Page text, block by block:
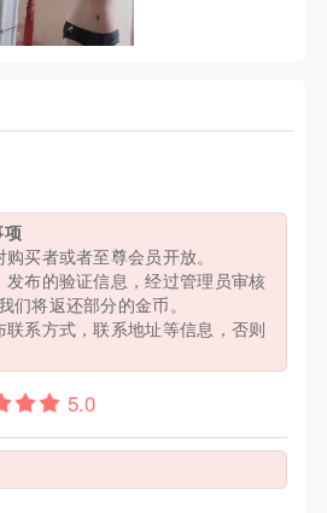
买者或者至尊会员开放。
布的验证信息，经过管理员审核
们将返还部分的金币。
系方式，联系地址等信息，否则